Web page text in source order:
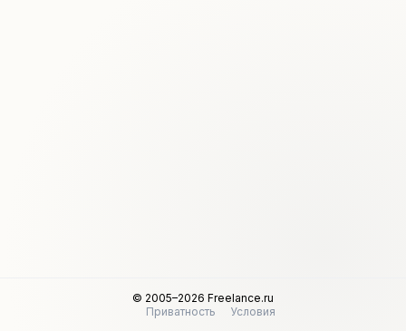
© 2005–2026 Freelance.ru
Приватность
Условия